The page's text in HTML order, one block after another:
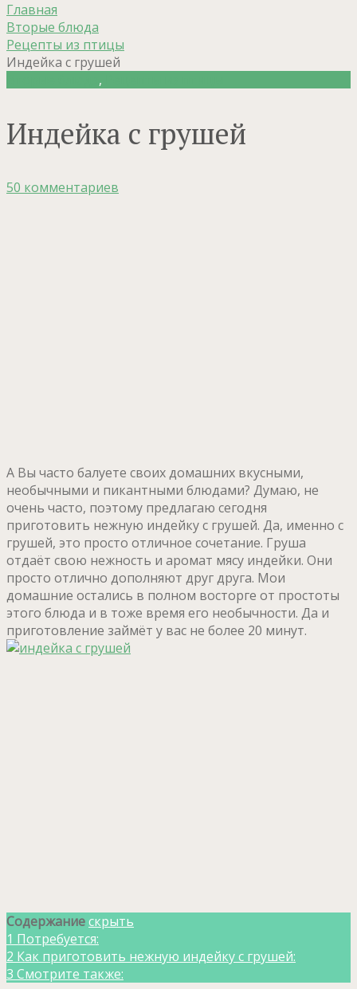
Главная
Вторые блюда
Рецепты из птицы
Индейка с грушей
,
Индейка с грушей
50 комментариев
А Вы часто балуете своих домашних вкусными,
необычными и пикантными блюдами? Думаю, не
очень часто, поэтому предлагаю сегодня
приготовить нежную индейку с грушей. Да, именно с
грушей, это просто отличное сочетание. Груша
отдаёт свою нежность и аромат мясу индейки. Они
просто отлично дополняют друг друга. Мои
домашние остались в полном восторге от простоты
этого блюда и в тоже время его необычности. Да и
приготовление займёт у вас не более 20 минут.
Содержаниескрыть
1 Потребуется:
2 Как приготовить нежную индейку с грушей:
3 Смотрите также: